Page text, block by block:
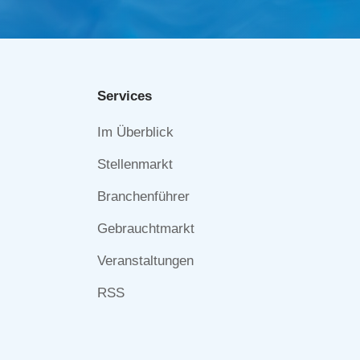
Services
Navigation
Im Überblick
Stellenmarkt
Branchenführer
Gebrauchtmarkt
Veranstaltungen
RSS